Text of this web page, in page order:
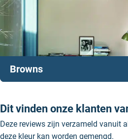
Charleston Gray 243
Dark Tones is de perfect passende
undercoat kleur voor Farrow and Ball
Browns
Dit vinden onze klanten
Deze reviews zijn verzameld vanuit
deze kleur kan worden gemengd.